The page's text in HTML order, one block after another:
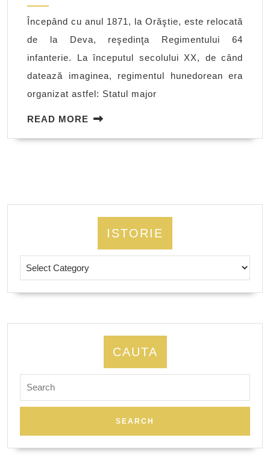
(I)
Începând cu anul 1871, la Orăştie, este relocată
de la Deva, reşedinţa Regimentului 64
infanterie. La începutul secolului XX, de când
datează imaginea, regimentul hunedorean era
organizat astfel: Statul major
READ MORE READ
ISTORIE
CAUTA
for: